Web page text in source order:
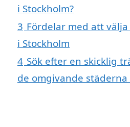
i Stockholm?
3 Fördelar med att
i Stockholm
4 Sök efter en skicklig
de omgivande städerna